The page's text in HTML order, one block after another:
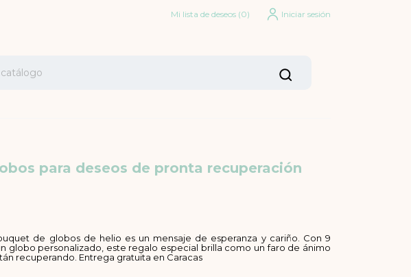
Mi lista de deseos (0) Iniciar sesión
para deseos de pronta recuperación
de globos de helio es un mensaje de esperanza y cariño. Con 9
globo personalizado, este regalo especial brilla como un faro de ánimo
recuperando. Entrega gratuita en Caracas